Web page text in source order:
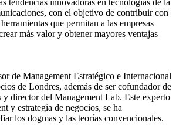
con el objetivo de contribuir con
que permitan a las empresas
más valor y obtener mayores ventajas
de Management Estratégico e Internacional
de Londres, además de ser cofundador de
y director del Management Lab. Este experto
y estrategia de negocios, se ha
los dogmas y las teorías convencionales.